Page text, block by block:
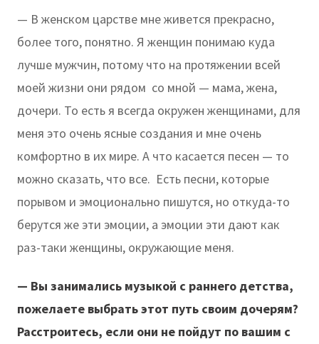
— В женском царстве мне живется прекрасно,
более того, понятно. Я женщин понимаю куда
лучше мужчин, потому что на протяжении всей
моей жизни они рядом со мной — мама, жена,
дочери. То есть я всегда окружен женщинами, для
меня это очень ясные создания и мне очень
комфортно в их мире. А что касается песен — то
можно сказать, что все. Есть песни, которые
порывом и эмоционально пишутся, но откуда-то
берутся же эти эмоции, а эмоции эти дают как
раз-таки женщины, окружающие меня.
— Вы занимались музыкой с раннего детства,
пожелаете выбрать этот путь своим дочерям?
Расстроитесь, если они не пойдут по вашим с